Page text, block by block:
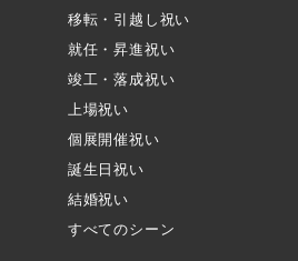
移転・引越し祝い
就任・昇進祝い
竣工・落成祝い
上場祝い
個展開催祝い
誕生日祝い
結婚祝い
すべてのシーン